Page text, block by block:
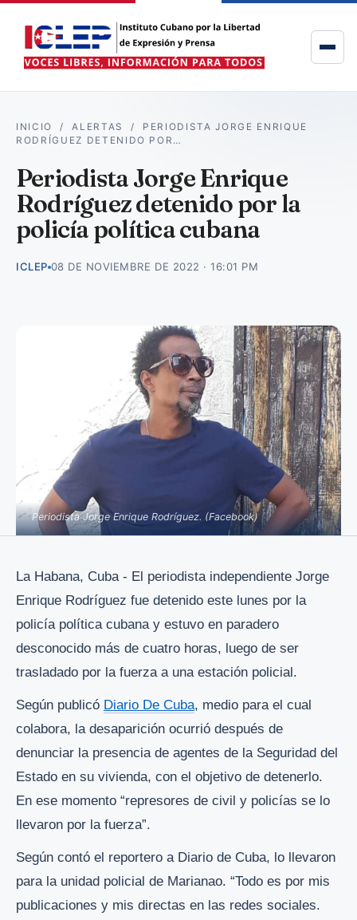
INICIO /ALERTAS / PERIODISTA JORGE ENRIQUE
RODRÍGUEZ DETENIDO POR…
Periodista Jorge Enrique
Rodríguez detenido por la
policía política cubana
ICLEP 08 DE NOVIEMBRE DE 2022 · 16:01 PM
Periodista Jorge Enrique Rodríguez. (Facebook)
La Habana, Cuba - El periodista independiente Jorge
Enrique Rodríguez fue detenido este lunes por la
policía política cubana y estuvo en paradero
desconocido más de cuatro horas, luego de ser
trasladado por la fuerza a una estación policial.
Según publicó Diario De Cuba, medio para el cual
colabora, la desaparición ocurrió después de
denunciar la presencia de agentes de la Seguridad del
Estado en su vivienda, con el objetivo de detenerlo.
En ese momento “represores de civil y policías se lo
llevaron por la fuerza”.
Según contó el reportero a Diario de Cuba, lo llevaron
para la unidad policial de Marianao. “Todo es por mis
publicaciones y mis directas en las redes sociales.